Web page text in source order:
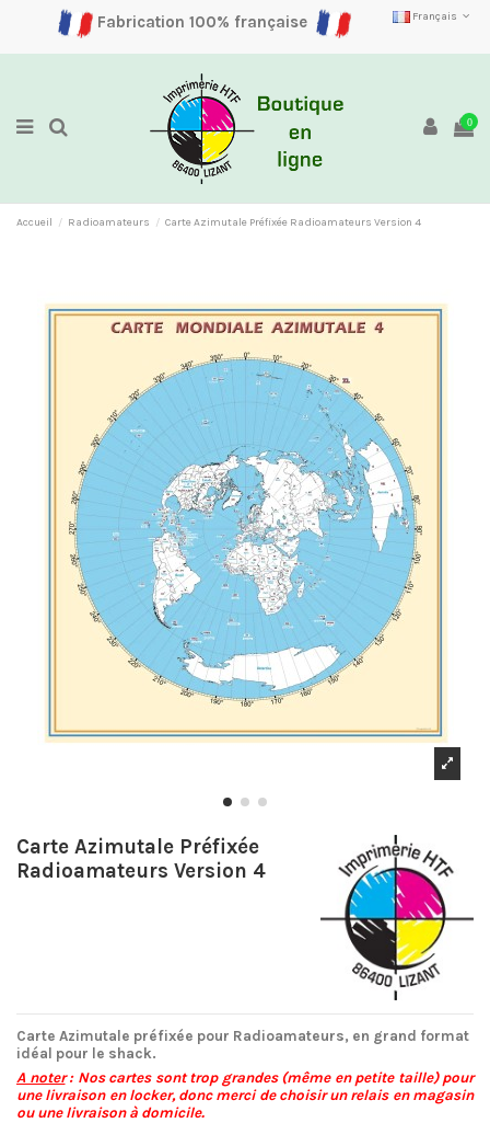
Fabrication 100% française Français
0
Accueil Radioamateurs Carte Azimutale Préfixée Radioamateurs Version 4
Carte Azimutale Préfixée
Radioamateurs Version 4
Carte Azimutale préfixée pour Radioamateurs, en grand format
idéal pour le shack.
A noter: Nos cartes sont trop grandes (même en petite taille) pour
une livraison en locker, donc merci de choisir un relais en magasin
ou une livraison à domicile.